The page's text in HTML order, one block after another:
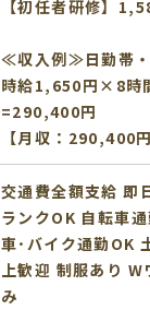
【初任者研修】
≪収入例≫日勤帯
時給1,650円×8時
=290,400円
【月収：290,400円
交通費全額支給 即
ランクOK 自転車
車･バイク通勤OK
上歓迎 制服あり W
み